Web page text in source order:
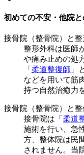
初めての不安・他院
接骨院（整骨院）と
整形外科は医師
や痛み止めの処
「 柔道整復師 」
などを用いて筋
持つ自然治癒力
接骨院（整骨院）と
接骨院は「 柔道
施術を行い、急
方、整体院は民
されません。当